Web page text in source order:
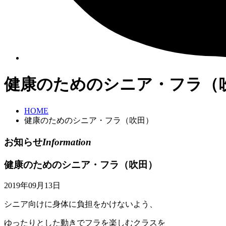
健康のためのシニア・フラ（
HOME
健康のためのシニア・フラ（吹田）
お知らせInformation
健康のためのシニア・フラ（吹田）
2019年09月13日
シニア向けに身体に負担をかけないよう、
ゆったりとした動きでフラを楽しむクラスを